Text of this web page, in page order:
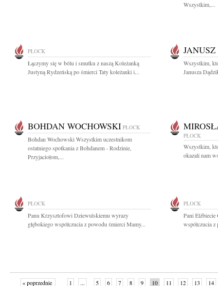
Wszystkim,...
PŁOCK
Łączymy się w bólu i smutku z naszą Koleżanką
Justyną Rydzeńską po śmierci Taty koleżanki i...
Wszystkim,
Janusza
BOHDAN WOCHOWSKI PŁOCK
Bohdan Wochowski Wszystkim uczestnikom
ostatniego spotkania z Bohdanem - Rodzinie,
Przyjaciołom,...
PŁOCK
Wszystkim,
okazali nam
PŁOCK
Panu Krzysztofowi Dziewulskiemu wyrazy
głębokiego współczucia z powodu śmierci Mamy...
PŁOCK
Pani Elżbiecie
współczucia
« poprzednie 1 ... 5 6 7 8 9 10 11 12 13 14